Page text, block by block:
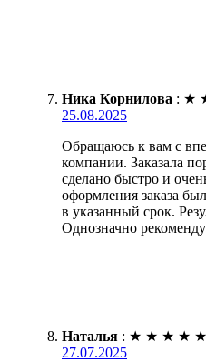
Ника Корнилова : ★
25.08.2025
Обращаюсь к вам с
компании. Заказала
сделано быстро и
оформления заказа
в указанный срок.
Однозначно
Наталья : ★ ★ ★ ★ ★
27.07.2025